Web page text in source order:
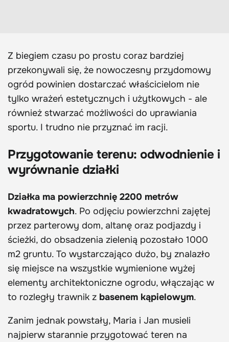
Z biegiem czasu po prostu coraz bardziej
przekonywali się, że nowoczesny przydomowy
ogród powinien dostarczać właścicielom nie
tylko wrażeń estetycznych i użytkowych - ale
również stwarzać możliwości do uprawiania
sportu. I trudno nie przyznać im racji.
Przygotowanie terenu: odwodnienie i
wyrównanie działki
Działka ma powierzchnię 2200 metrów
kwadratowych. Po odjęciu powierzchni zajętej
przez parterowy dom, altanę oraz podjazdy i
ścieżki, do obsadzenia zielenią pozostało 1000
m2 gruntu. To wystarczająco dużo, by znalazło
się miejsce na wszystkie wymienione wyżej
elementy architektoniczne ogrodu, włączając w
to rozległy trawnik z basenem kąpielowym.
Zanim jednak powstały, Maria i Jan musieli
najpierw starannie przygotować teren na